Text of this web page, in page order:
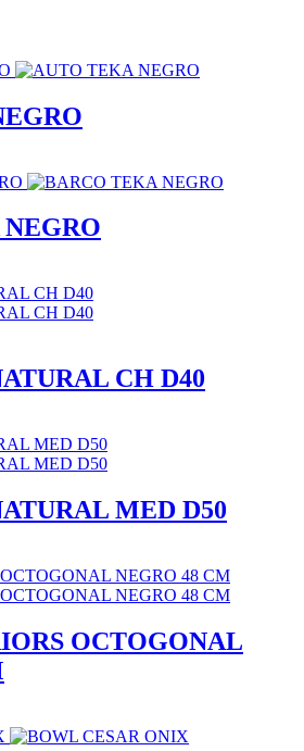
CH D40
MED D50
OCTOGONAL